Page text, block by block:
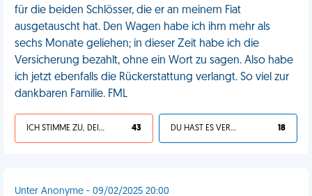
für die beiden Schlösser, die er an meinem Fiat
ausgetauscht hat. Den Wagen habe ich ihm mehr als
sechs Monate geliehen; in dieser Zeit habe ich die
Versicherung bezahlt, ohne ein Wort zu sagen. Also habe
ich jetzt ebenfalls die Rückerstattung verlangt. So viel zur
dankbaren Familie. FML
ICH STIMME ZU, DEIN LEBEN IST SCHEISSE 43 DU HAST ES VERDIENT 18
Unter Anonyme - 09/02/2025 20:00